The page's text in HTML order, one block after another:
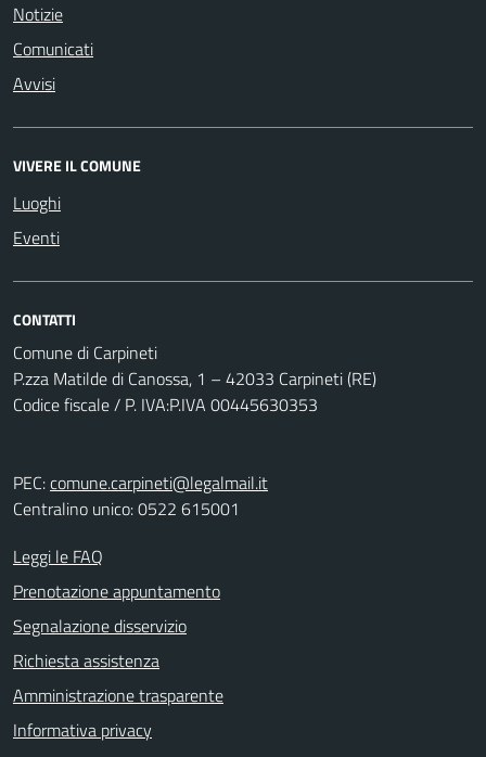
Notizie
Comunicati
Avvisi
VIVERE IL COMUNE
Luoghi
Eventi
CONTATTI
Comune di Carpineti
P.zza Matilde di Canossa, 1 – 42033 Carpineti (RE)
Codice fiscale / P. IVA:P.IVA 00445630353
PEC:comune.carpineti@legalmail.it
Centralino unico: 0522 615001
Leggi le FAQ
Prenotazione appuntamento
Segnalazione disservizio
Richiesta assistenza
Amministrazione trasparente
Informativa privacy